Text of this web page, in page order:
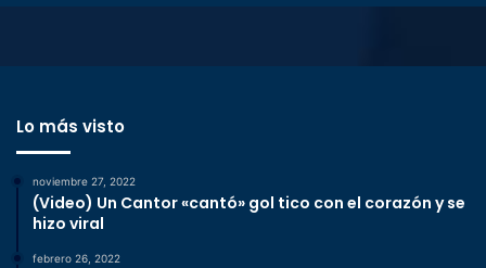
Lo más visto
noviembre 27, 2022
(Video) Un Cantor «cantó» gol tico con el corazón y se
hizo viral
febrero 26, 2022